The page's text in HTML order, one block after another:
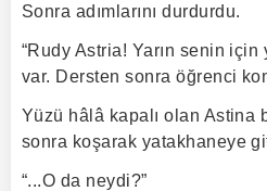
Sonra adımlarını durdurdu.
“Rudy Astria! Yarın senin
var. Dersten sonra öğrenci
Yüzü hâlâ kapalı olan Astina
sonra koşarak yatakhaneye
“...O da neydi?”